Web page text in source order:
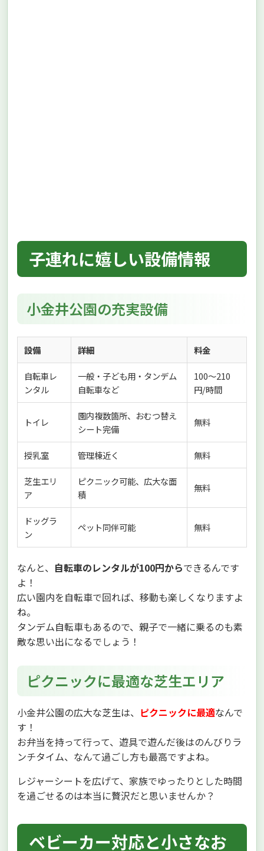
子連れに嬉しい設備情報
小金井公園の充実設備
設備 詳細 料金
自転車レ
ンタル
一般・子ども用・タンデム
自転車など
100〜210
円/時間
トイレ
園内複数箇所、おむつ替え
シート完備
無料
授乳室 管理棟近く 無料
芝生エリ
ア
ピクニック可能、広大な面
積
無料
ドッグラ
ン
ペット同伴可能 無料
なんと、 自転車のレンタルが100円からできるんです
よ！
広い園内を自転車で回れば、移動も楽しくなりますよ
ね。
タンデム自転車もあるので、親子で一緒に乗るのも素
敵な思い出になるでしょう！
ピクニックに最適な芝生エリア
小金井公園の広大な芝生は、 ピクニックに最適なんで
す！
お弁当を持って行って、遊具で遊んだ後はのんびりラ
ンチタイム、なんて過ごし方も最高ですよね。
レジャーシートを広げて、家族でゆったりとした時間
を過ごせるのは本当に贅沢だと思いませんか？
ベビーカー対応と小さなお